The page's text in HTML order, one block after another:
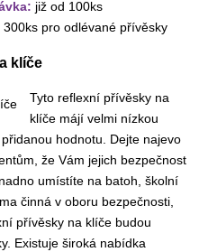
již od 100ks
300ks pro odlévané přívěsky
klíče
Tyto reflexní přívěsky na
klíče májí velmi nízkou
hodnotu. Dejte najevo
že Vám jejich bezpečnost
umístíte na batoh, školní
činná v oboru bezpečnosti,
přívěsky na klíče budou
Existuje široká nabídka